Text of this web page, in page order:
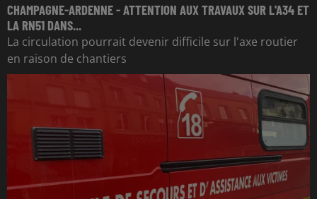
CHAMPAGNE-ARDENNE - ATTENTION AUX TRAVAUX SUR L'A34 ET
LA RN51 DANS...
La circulation pourrait devenir difficile sur l'axe routier
en raison de chantiers